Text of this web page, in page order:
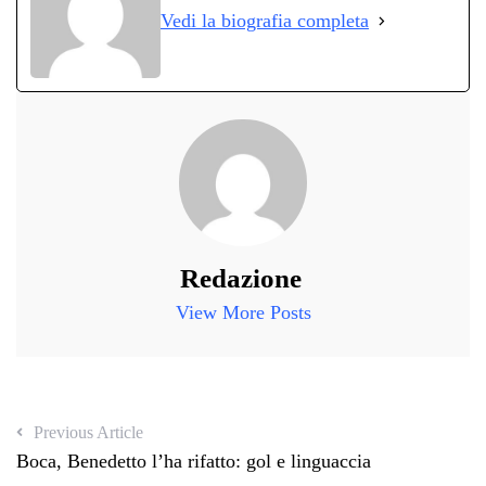
pp m
di
Vedi la biografia completa
Redazione
View More Posts
Previous Article
Boca, Benedetto l’ha rifatto: gol e linguaccia